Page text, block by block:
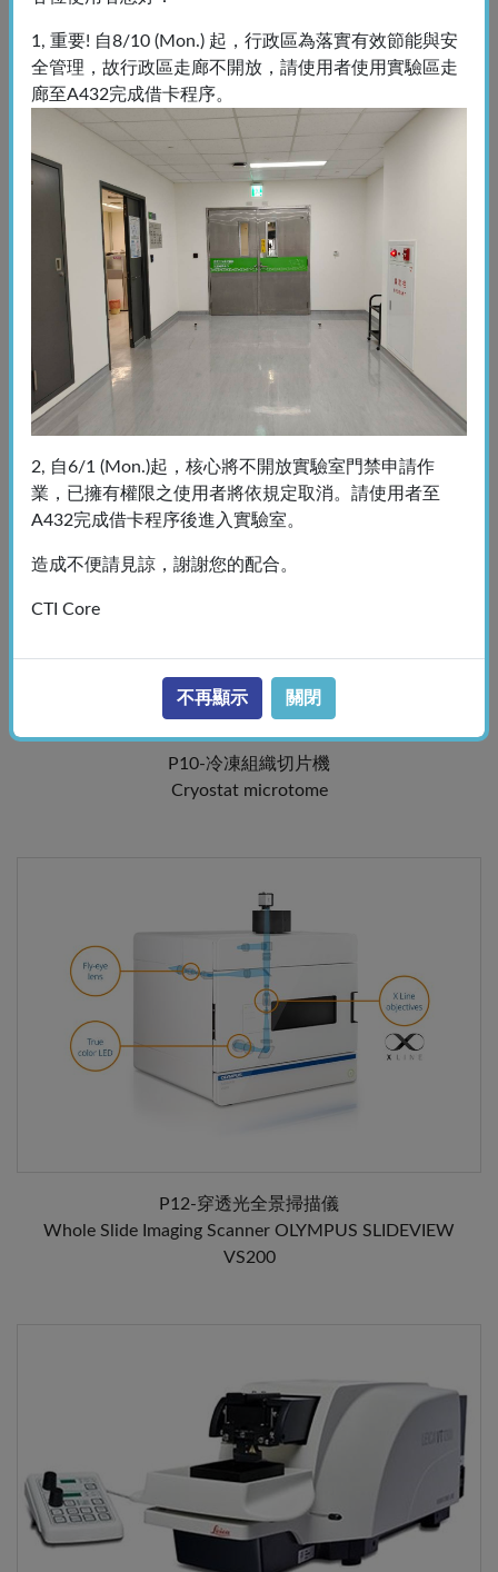
P9-StrataQuest PLUS (TG-影像分析)
P10-冷凍組織切片機
Cryostat microtome
P12-穿透光全景掃描儀
Whole Slide Imaging Scanner OLYMPUS SLIDEVIEW
VS200
1, 重要! 自8/10 (Mon.) 起，行政區為落實有效節能與安
全管理，故行政區走廊不開放，請使用者使用實驗區走
廊至A432完成借卡程序。
2, 自6/1 (Mon.)起，核心將不開放實驗室門禁申請作
業，已擁有權限之使用者將依規定取消。請使用者至
A432完成借卡程序後進入實驗室。
造成不便請見諒，謝謝您的配合。
CTI Core
不再顯示 關閉